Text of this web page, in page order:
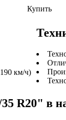
Купить
км/ч)
R20" в